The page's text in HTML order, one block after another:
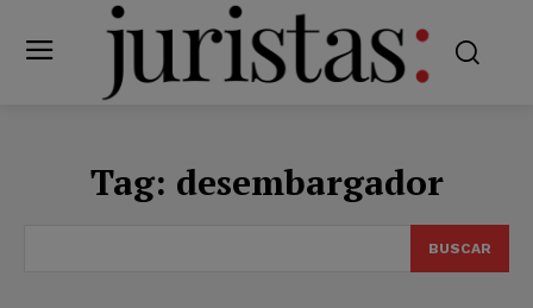
Tag: desembargador
BUSCAR